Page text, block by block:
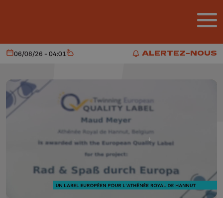
ALERTEZ-NOUS
ALERTEZ-NOUS
Aujourd'hui
06/08/26 - 04:01 Météo